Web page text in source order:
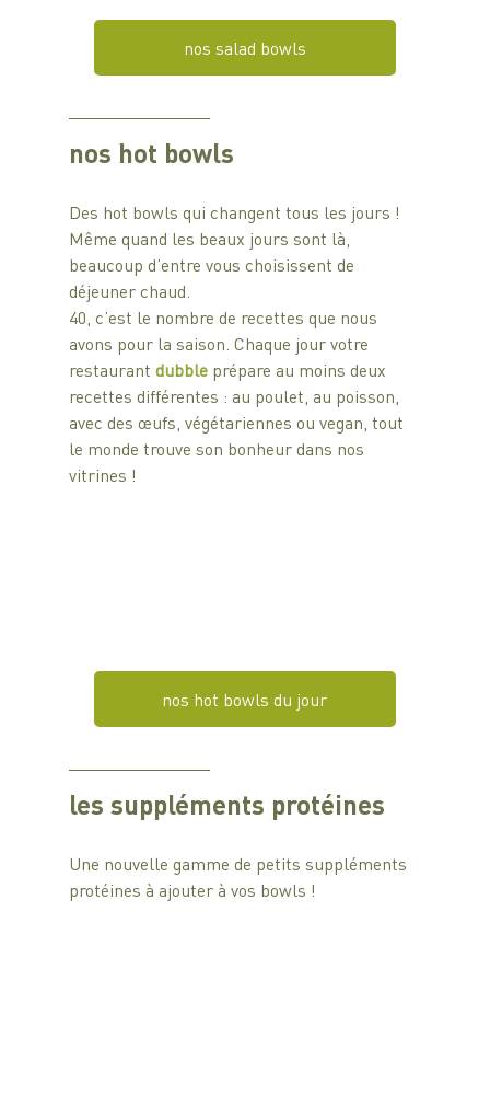
nos salad bowls
nos hot bowls
Des hot bowls qui changent tous les jours !
Même quand les beaux jours sont là,
beaucoup d’entre vous choisissent de
déjeuner chaud.
40, c’est le nombre de recettes que nous
avons pour la saison. Chaque jour votre
restaurant dubble prépare au moins deux
recettes différentes : au poulet, au poisson,
avec des œufs, végétariennes ou vegan, tout
le monde trouve son bonheur dans nos
vitrines !
nos hot bowls du jour
les suppléments protéines
Une nouvelle gamme de petits suppléments
protéines à ajouter à vos bowls !